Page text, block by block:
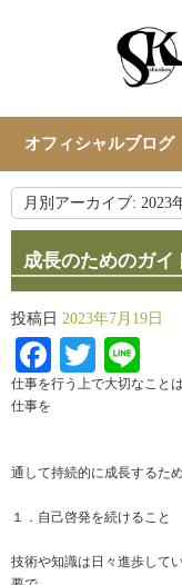
オフィシャルブログ
月別アーカイブ: 2023
成長のためのガイ
投稿日 2023年7月19日
Facebook
Twitter
仕事を行う上で大切なこと
仕事を
通して持続的に成長するた
１．自己啓発を続けること
技術や知識は日々進歩して